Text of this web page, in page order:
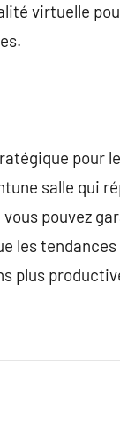
virtuelle
pour
salle qui
pouvez
les
plus